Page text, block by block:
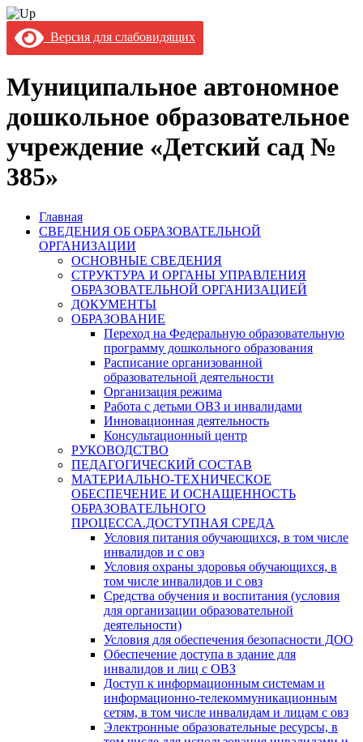
Версия для слабовидящих
Муниципальное автономное
дошкольное образовательное
учреждение «Детский сад №
385»
Главная
СВЕДЕНИЯ ОБ ОБРАЗОВАТЕЛЬНОЙ
ОРГАНИЗАЦИИ
ОСНОВНЫЕ СВЕДЕНИЯ
СТРУКТУРА И ОРГАНЫ УПРАВЛЕНИЯ
ОБРАЗОВАТЕЛЬНОЙ ОРГАНИЗАЦИЕЙ
ДОКУМЕНТЫ
ОБРАЗОВАНИЕ
Переход на Федеральную образовательную
программу дошкольного образования
Расписание организованной
образовательной деятельности
Организация режима
Работа с детьми ОВЗ и инвалидами
Инновационная деятельность
Консультационный центр
РУКОВОДСТВО
ПЕДАГОГИЧЕСКИЙ СОСТАВ
МАТЕРИАЛЬНО-ТЕХНИЧЕСКОЕ
ОБЕСПЕЧЕНИЕ И ОСНАЩЕННОСТЬ
ОБРАЗОВАТЕЛЬНОГО
ПРОЦЕССА.ДОСТУПНАЯ СРЕДА
Условия питания обучающихся, в том числе
инвалидов и с овз
Условия охраны здоровья обучающихся, в
том числе инвалидов и с овз
Средства обучения и воспитания (условия
для организации образовательной
деятельности)
Условия для обеспечения безопасности ДОО
Обеспечение доступа в здание для
инвалидов и лиц с ОВЗ
Доступ к информационным системам и
информационно-телекоммуникационным
сетям, в том числе инвалидам и лицам с овз
Электронные образовательные ресурсы, в